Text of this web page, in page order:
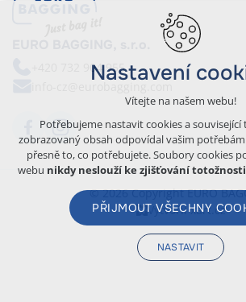
+420 732 904 955
© 2026 Copyright EURO
Vytvořil xart.cz
Nastavení
Vítejte na našem webu!
Potřebujeme nastavit cookies a související
zobrazovaný obsah odpovídal vašim
přesně to, co potřebujete. Soubory cookies
webu nikdy neslouží ke zjišťování
PŘIJMOUT VŠECHNY
NASTAVIT